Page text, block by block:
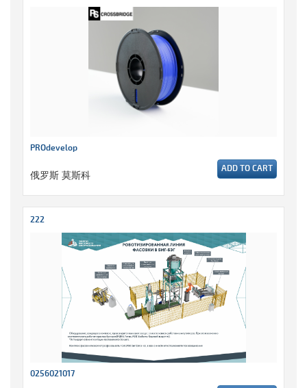
PROdevelop
俄罗斯 莫斯科 ADD TO CART
222
0256021017